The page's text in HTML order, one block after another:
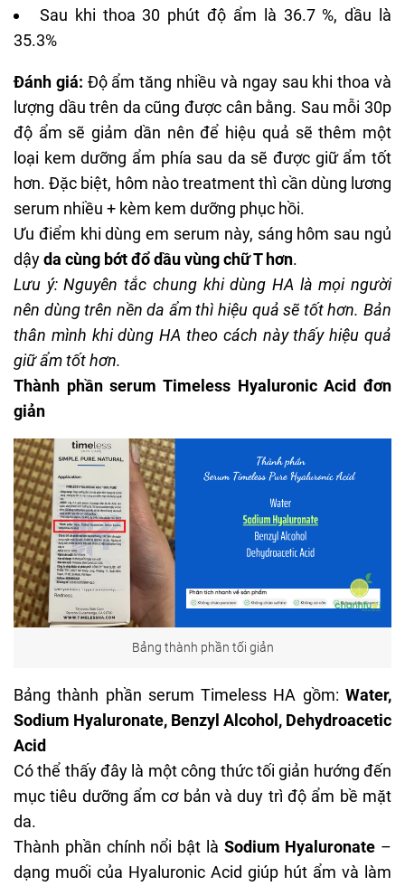
Sau khi thoa 30 phút độ ẩm là 36.7 %, dầu là
35.3%
Đánh giá: Độ ẩm tăng nhiều và ngay sau khi thoa và
lượng dầu trên da cũng được cân bằng. Sau mỗi 30p
độ ẩm sẽ giảm dần nên để hiệu quả sẽ thêm một
loại kem dưỡng ẩm phía sau da sẽ được giữ ẩm tốt
hơn. Đặc biệt, hôm nàotreatmentthì cần dùng lương
serum nhiều + kèm kem dưỡng phục hồi.
Ưu điểm khi dùng em serum này, sáng hôm sau ngủ
dậyda cùng bớt đổ dầu vùng chữ T hơn.
Lưu ý: Nguyên tắc chung khi dùng HA là mọi người
nên dùng trên nền da ẩm thì hiệu quả sẽ tốt hơn. Bản
thân mình khi dùng HA theo cách này thấy hiệu quả
giữ ẩm tốt hơn.
Thành phần serum Timeless Hyaluronic Acid đơn
giản
Bảng thành phần tối giản
Bảng thành phần serumTimeless HA gồm:Water,
Sodium Hyaluronate, Benzyl Alcohol, Dehydroacetic
Acid
Có thể thấy đây là một công thức tối giản hướng đến
mục tiêu dưỡng ẩm cơ bản và duy trì độ ẩm bề mặt
da.
Thành phần chính nổi bật là Sodium Hyaluronate –
dạng muối của Hyaluronic Acid giúp hút ẩm và làm